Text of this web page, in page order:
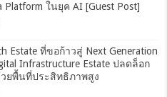
Platform ในยุค AI [Guest Post]
Estate ที่ขอก้าวสู่ Next Generation
Infrastructure Estate ปลดล็อก
วยพื้นที่ประสิทธิภาพสูง